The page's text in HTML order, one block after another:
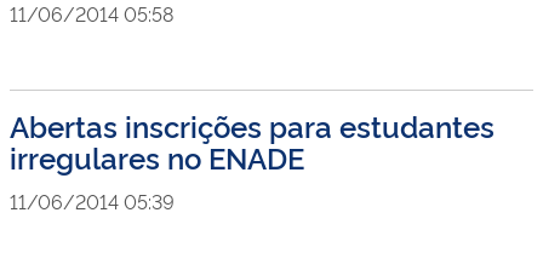
11/06/2014 05:58
Abertas inscrições para estudantes
irregulares no ENADE
11/06/2014 05:39